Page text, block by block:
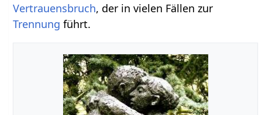
Vertrauensbruch, der in vielen Fällen zur
Trennung führt.